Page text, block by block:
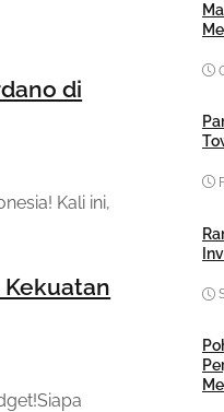
di
Kali ini,